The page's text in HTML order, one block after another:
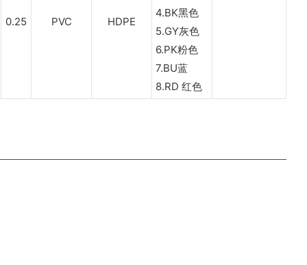
0.25 PVC HDPE
4.BK黑色
5.GY灰色
6.PK粉色
7.BU蓝
8.RD 红色